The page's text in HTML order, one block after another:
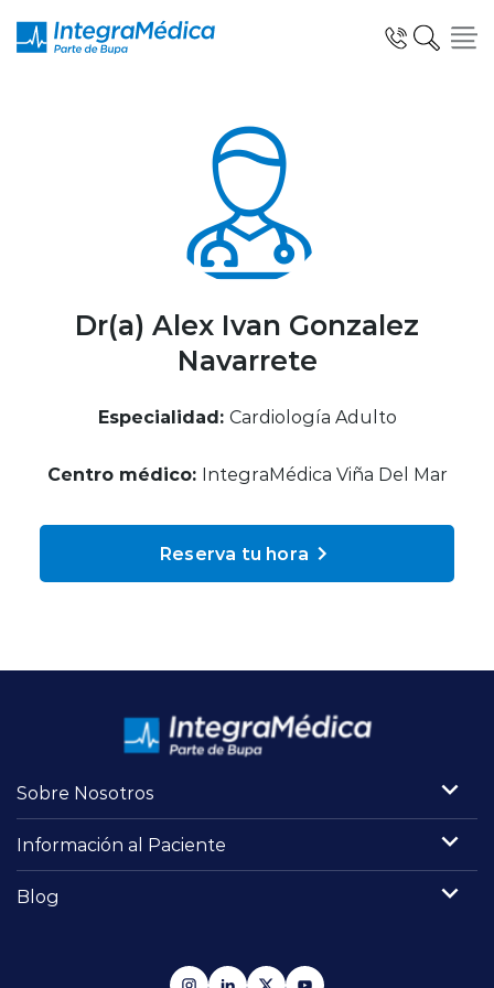
Especialidades y Servicios
Telemedicina Blua
Clínicas Dentales
Reserva de Horas
Mi Portal Bupa
Dr(a) Alex Ivan Gonzalez
Navarrete
Especialidad: Cardiología Adulto
Centro médico: IntegraMédica Viña Del Mar
Reserva tu hora
Sobre Nosotros
Información al Paciente
Blog